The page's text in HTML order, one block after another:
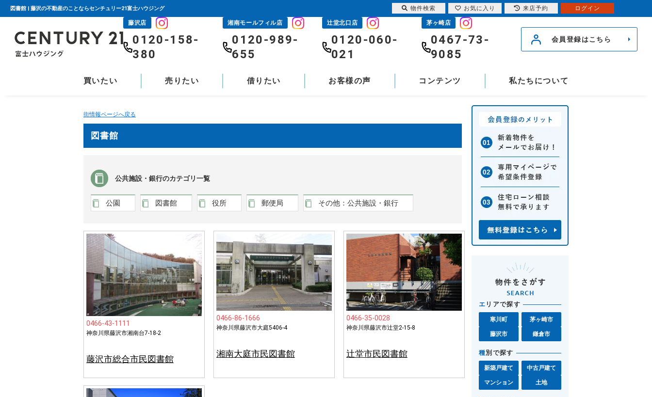
図書館 | 藤沢の不動産のことならセンチュリー21富士ハウジング
藤沢店
0120-158-
380
湘南モールフィル店
0120-989-
655
辻堂北口店
0120-060-
021
茅ヶ崎店
0467-73-
9085
会員登録はこちら
買いたい 売りたい 借りたい お客様の声 コンテンツ 私たちについて
街情報ページへ戻る
図書館
公共施設・銀行のカテゴリ一覧
公園 図書館 役所 郵便局 その他：公共施設・銀行
0466-43-1111
神奈川県藤沢市湘南台7-18-2
藤沢市総合市民図書館
0466-86-1666
神奈川県藤沢市大庭5406-4
湘南大庭市民図書館
0466-35-0028
神奈川県藤沢市辻堂2-15-8
辻堂市民図書館
エ リアで探す
寒川町 茅ヶ崎市
藤沢市 鎌倉市
種別で探す
新築戸建て 中古戸建て
マンション 土地
物件検索 お気に入り 来店予約 ログイン